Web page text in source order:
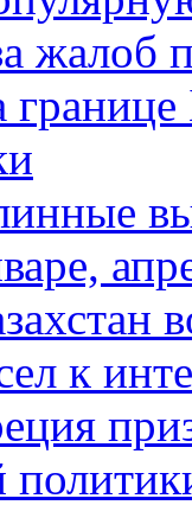
жалоб
границе
к